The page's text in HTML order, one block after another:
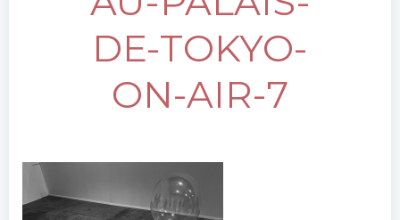
DE-TOKYO-
ON-AIR-7